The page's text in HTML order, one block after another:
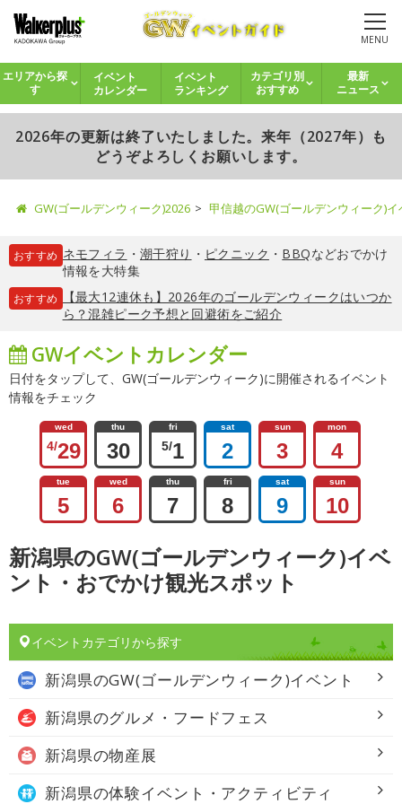
MENU
エリアから探
す
イベント
カレンダー
イベント
ランキング
カテゴリ別
おすすめ
最新
ニュース
2026年の更新は終了いたしました。来年（2027年）も
どうぞよろしくお願いします。
GW(ゴールデンウィーク)2026 甲信越のGW(ゴールデンウィーク)
おすすめ ネモフィラ ・ 潮干狩り ・ ピクニック ・ BBQなどおでかけ
情報を大特集
おすすめ
【最大12連休も】2026年のゴールデンウィークはいつか
ら？混雑ピーク予想と回避術をご紹介
GWイベントカレンダー
日付をタップして、GW(ゴールデンウィーク)に開催されるイベント
情報をチェック
wed
4/29
thu
30
fri
5/1
sat
2
sun
3
mon
4
tue
5
wed
6
thu
7
fri
8
sat
9
sun
10
新潟県のGW(ゴールデンウィーク)イベ
ント・おでかけ観光スポット
イベントカテゴリから探す
新潟県のGW(ゴールデンウィーク)イベント
新潟県のグルメ・フードフェス
新潟県の物産展
新潟県の体験イベント・アクティビティ